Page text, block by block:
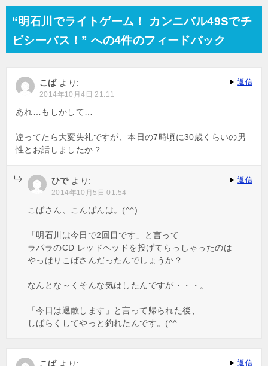
“明石川でライトゲーム！ カンニバル49Sでチ
ビシーバス！” への4件のフィードバック
こば より:
2014年10月4日 21:11
あれ…もしかして…
違ってたら大変失礼ですが、本日の7時頃に30歳くらいの男
性とお話しましたか？
返信
ひで より:
2014年10月5日 01:54
こばさん、こんばんは。(^^)
「明石川は今日で2回目です」と言って
ラパラのCD レッドヘッドを投げてらっしゃったのは
やっぱりこばさんだったんでしょうか？
なんとな～くそんな気はしたんですが・・・。
「今日は退散します」と言って帰られた後、
しばらくしてやっと釣れたんです。(^^ゞ
返信
こば より: 返信